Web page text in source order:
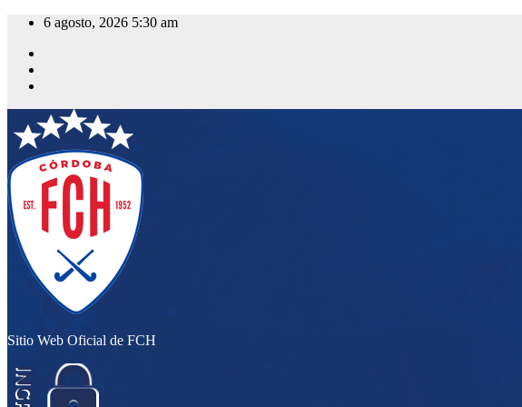
Saltar
contenido
6 agosto, 2026 5:30 am
Sitio Web Oficial de FCH